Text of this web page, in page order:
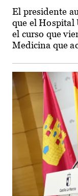
El presidente
que el Hospital
el curso que
Medicina que